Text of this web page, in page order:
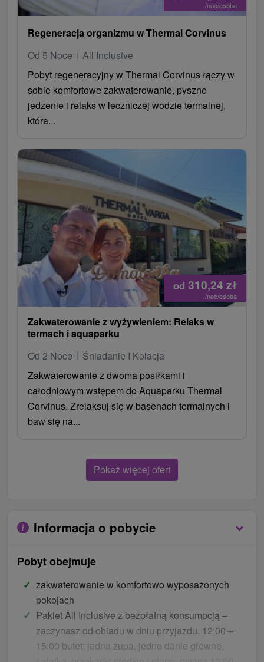
/noc/osoba
Regeneracja organizmu w Thermal Corvinus
Od 5 Noce
All Inclusive
Pobyt regeneracyjny w Thermal Corvinus łączy w
sobie komfortowe zakwaterowanie, pyszne
jedzenie i relaks w leczniczej wodzie termalnej,
która...
od 310,24 zł
/noc/osoba
Zakwaterowanie z wyżywieniem: Relaks w
termach i aquaparku
Od 2 Noce
Śniadanie I Kolacja
Zakwaterowanie z dwoma posiłkami i
całodniowym wstępem do Aquaparku Thermal
Corvinus. Zrelaksuj się w basenach termalnych i
baw się na...
Pokaż więcej ofert
Informacja o pobycie
Pobyt obejmuje
zakwaterowanie w komfortowo wyposażonych
pokojach
Pakiet All Inclusive z bezpłatną konsumpcją –
zaczynasz od obiadu w dniu przyjazdu. 12:00 –
15:00 bufet: jedna zupa, jedno danie główne,